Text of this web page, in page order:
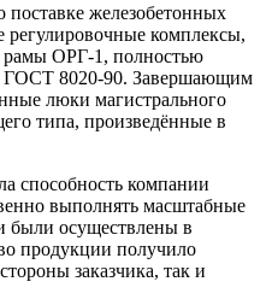
железобетонных
комплексы,
рамы ОРГ-1, полностью
ГОСТ 8020-90. Завершающим
люки магистрального
типа, произведённые в
способность компании
выполнять масштабные
были осуществлены в
продукции получило
заказчика, так и